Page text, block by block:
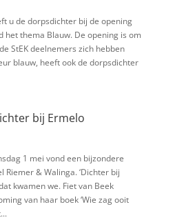
u de dorpsdichter bij de opening
het thema Blauw. De opening is om
StEK deelnemers zich hebben
blauw, heeft ook de dorpsdichter
bij Ermelo
1 mei vond een bijzondere
& Walinga. ‘Dichter bij
kwamen we. Fiet van Beek
van haar boek ‘Wie zag ooit